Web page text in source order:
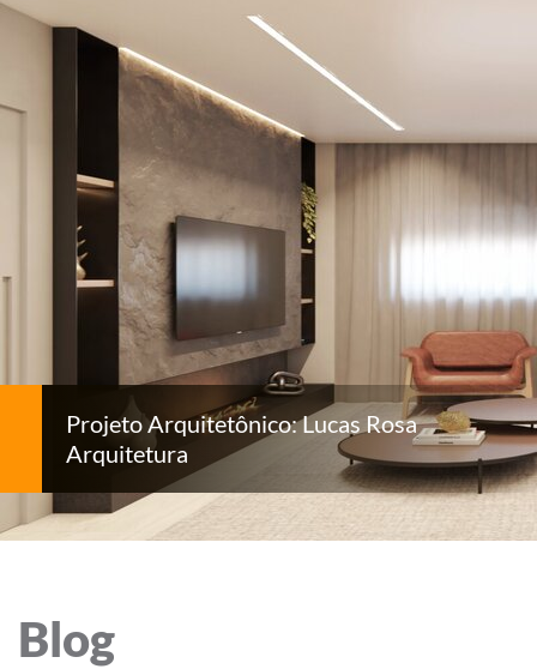
Projeto Arquitetônico: Lucas Rosa
Arquitetura
Blog